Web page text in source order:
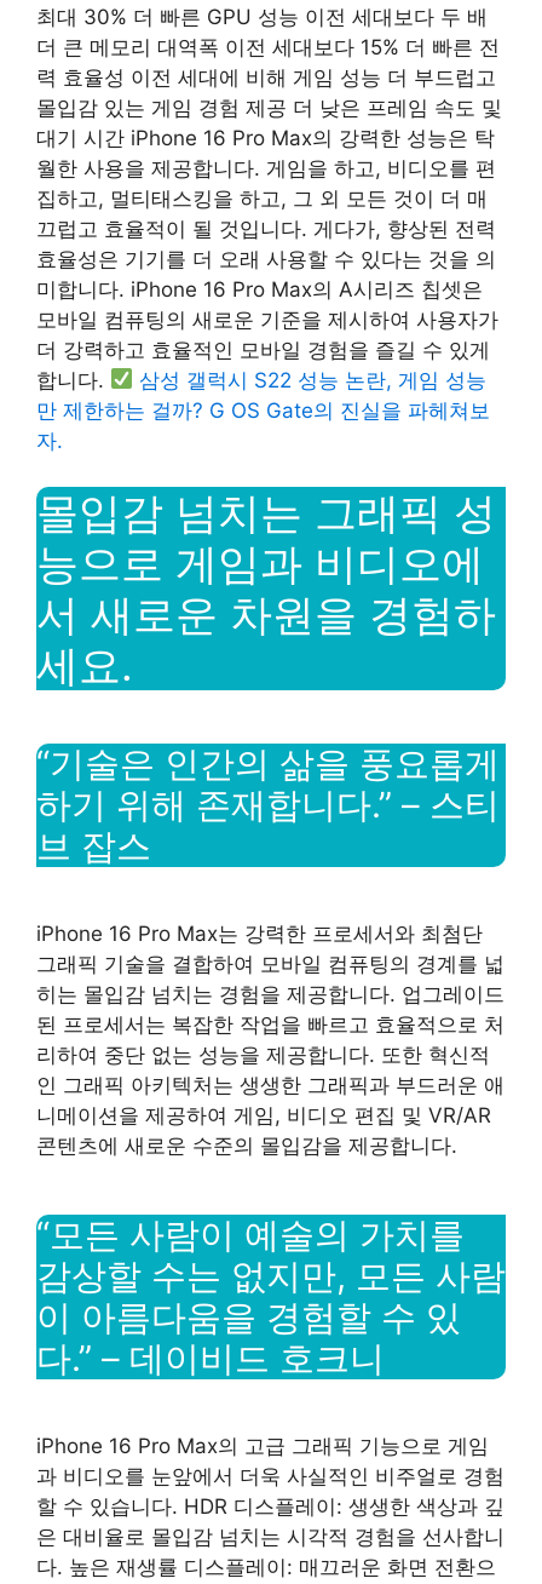
최대 30% 더 빠른 GPU 성능 이전 세대보다 두 배
더 큰 메모리 대역폭 이전 세대보다 15% 더 빠른 전
력 효율성 이전 세대에 비해 게임 성능 더 부드럽고
몰입감 있는 게임 경험 제공 더 낮은 프레임 속도 및
대기 시간 iPhone 16 Pro Max의 강력한 성능은 탁
월한 사용을 제공합니다. 게임을 하고, 비디오를 편
집하고, 멀티태스킹을 하고, 그 외 모든 것이 더 매
끄럽고 효율적이 될 것입니다. 게다가, 향상된 전력
효율성은 기기를 더 오래 사용할 수 있다는 것을 의
미합니다. iPhone 16 Pro Max의 A시리즈 칩셋은
모바일 컴퓨팅의 새로운 기준을 제시하여 사용자가
더 강력하고 효율적인 모바일 경험을 즐길 수 있게
합니다.
삼성 갤럭시 S22 성능 논란, 게임 성능
만 제한하는 걸까? G OS Gate의 진실을 파헤쳐보
자.
몰입감 넘치는 그래픽 성
능으로 게임과 비디오에
서 새로운 차원을 경험하
세요.
“기술은 인간의 삶을 풍요롭게
하기 위해 존재합니다.” – 스티
브 잡스
iPhone 16 Pro Max는 강력한 프로세서와 최첨단
그래픽 기술을 결합하여 모바일 컴퓨팅의 경계를 넓
히는 몰입감 넘치는 경험을 제공합니다. 업그레이드
된 프로세서는 복잡한 작업을 빠르고 효율적으로 처
리하여 중단 없는 성능을 제공합니다. 또한 혁신적
인 그래픽 아키텍처는 생생한 그래픽과 부드러운 애
니메이션을 제공하여 게임, 비디오 편집 및 VR/AR
콘텐츠에 새로운 수준의 몰입감을 제공합니다.
“모든 사람이 예술의 가치를
감상할 수는 없지만, 모든 사람
이 아름다움을 경험할 수 있
다.” – 데이비드 호크니
iPhone 16 Pro Max의 고급 그래픽 기능으로 게임
과 비디오를 눈앞에서 더욱 사실적인 비주얼로 경험
할 수 있습니다. HDR 디스플레이: 생생한 색상과 깊
은 대비율로 몰입감 넘치는 시각적 경험을 선사합니
다. 높은 재생률 디스플레이: 매끄러운 화면 전환으